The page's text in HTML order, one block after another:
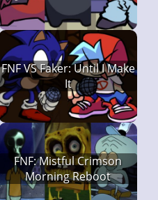
FNF VS Faker: Until I Make
It
FNF: Mistful Crimson
Morning Reboot